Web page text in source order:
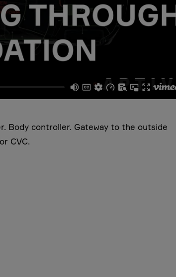
Body controller. Gateway to the outside
CVC.